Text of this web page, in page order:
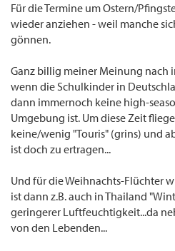
Für die Termine um Ostern/
wieder anziehen - weil manche
gönnen.
Ganz billig meiner Meinung nach
wenn die Schulkinder in
dann immernoch keine high-
Umgebung ist. Um diese Zeit
keine/wenig "Touris" (grins) und
ist doch zu ertragen...
Und für die Weihnachts-Flüchter
ist dann z.B. auch in Thailand
geringerer Luftfeuchtigkeit...da
von den Lebenden...